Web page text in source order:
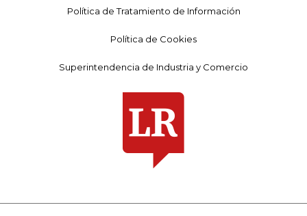
Política de Tratamiento de Información
Política de Cookies
Superintendencia de Industria y Comercio